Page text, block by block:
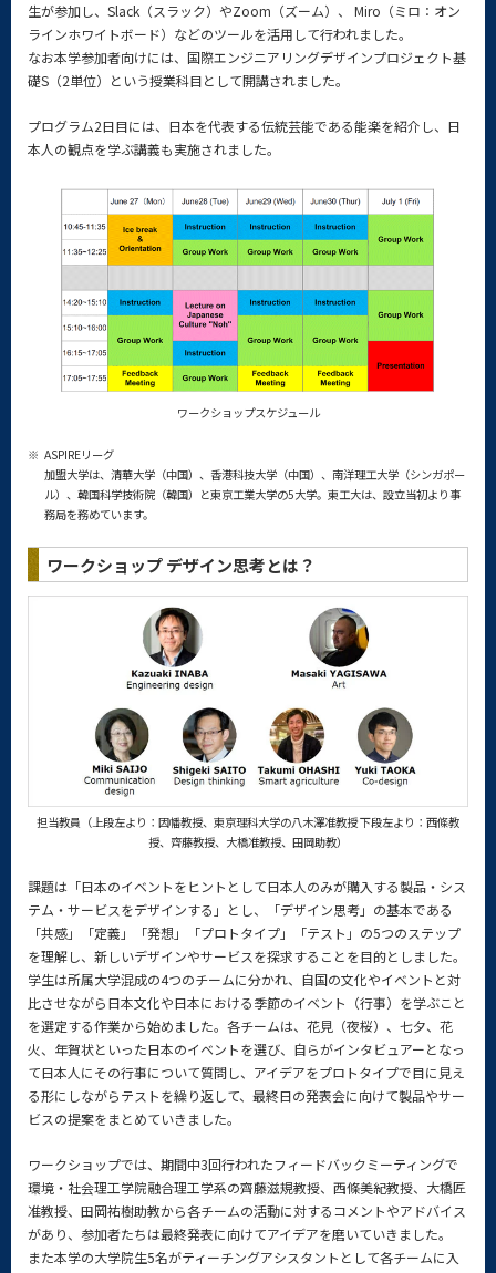
生が参加し、Slack（スラック）やZoom（ズーム）、 Miro（ミロ：オン
ラインホワイトボード）などのツールを活用して行われました。
なお本学参加者向けには、国際エンジニアリングデザインプロジェクト基
礎S（2単位）という授業科目として開講されました。
プログラム2日目には、日本を代表する伝統芸能である能楽を紹介し、日
本人の観点を学ぶ講義も実施されました。
ワークショップスケジュール
※ ASPIREリーグ
加盟大学は、清華大学（中国）、香港科技大学（中国）、南洋理工大学（シンガポー
ル）、韓国科学技術院（韓国）と東京工業大学の5大学。東工大は、設立当初より事
務局を務めています。
ワークショップ デザイン思考とは？
担当教員（上段左より：因幡教授、東京理科大学の八木澤准教授 下段左より：西條教
授、齊藤教授、大橋准教授、田岡助教）
課題は「日本のイベントをヒントとして日本人のみが購入する製品・シス
テム・サービスをデザインする」とし、「デザイン思考」の基本である
「共感」「定義」「発想」「プロトタイプ」「テスト」の5つのステップ
を理解し、新しいデザインやサービスを探求することを目的としました。
学生は所属大学混成の4つのチームに分かれ、自国の文化やイベントと対
比させながら日本文化や日本における季節のイベント（行事）を学ぶこと
を選定する作業から始めました。各チームは、花見（夜桜）、七夕、花
火、年賀状といった日本のイベントを選び、自らがインタビュアーとなっ
て日本人にその行事について質問し、アイデアをプロトタイプで目に見え
る形にしながらテストを繰り返して、最終日の発表会に向けて製品やサー
ビスの提案をまとめていきました。
ワークショップでは、期間中3回行われたフィードバックミーティングで
環境・社会理工学院融合理工学系の齊藤滋規教授、西條美紀教授、大橋匠
准教授、田岡祐樹助教から各チームの活動に対するコメントやアドバイス
があり、参加者たちは最終発表に向けてアイデアを磨いていきました。
また本学の大学院生5名がティーチングアシスタントとして各チームに入